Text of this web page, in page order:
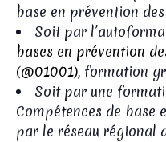
base en prévention
Soit par
bases en prévention
(@01001), formation
Soit par une
Compétences de base
par le réseau régional